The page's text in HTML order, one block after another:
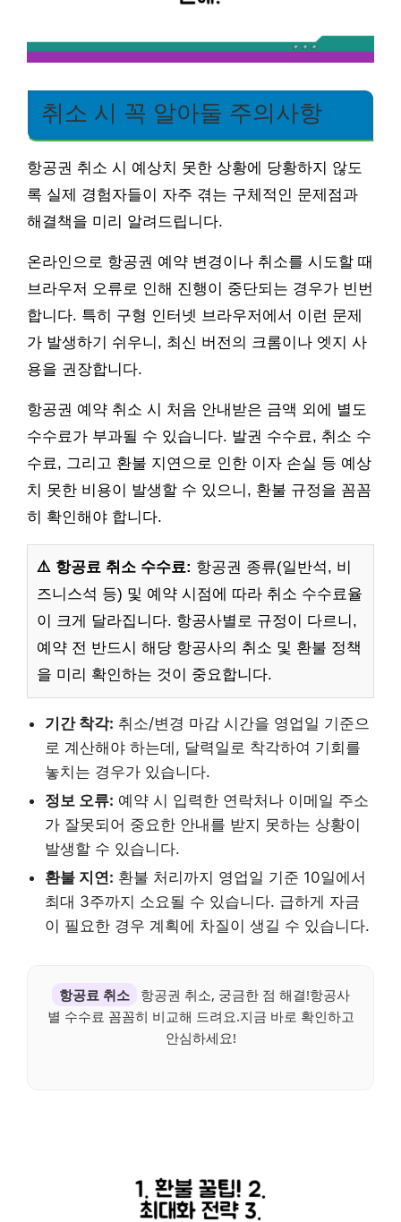
취소 시 꼭 알아둘 주의사항
항공권 취소 시 예상치 못한 상황에 당황하지 않도
록 실제 경험자들이 자주 겪는 구체적인 문제점과
해결책을 미리 알려드립니다.
온라인으로 항공권 예약 변경이나 취소를 시도할 때
브라우저 오류로 인해 진행이 중단되는 경우가 빈번
합니다. 특히 구형 인터넷 브라우저에서 이런 문제
가 발생하기 쉬우니, 최신 버전의 크롬이나 엣지 사
용을 권장합니다.
항공권 예약 취소 시 처음 안내받은 금액 외에 별도
수수료가 부과될 수 있습니다. 발권 수수료, 취소 수
수료, 그리고 환불 지연으로 인한 이자 손실 등 예상
치 못한 비용이 발생할 수 있으니, 환불 규정을 꼼꼼
히 확인해야 합니다.
⚠️ 항공료 취소 수수료: 항공권 종류(일반석, 비
즈니스석 등) 및 예약 시점에 따라 취소 수수료율
이 크게 달라집니다. 항공사별로 규정이 다르니,
예약 전 반드시 해당 항공사의 취소 및 환불 정책
을 미리 확인하는 것이 중요합니다.
기간 착각: 취소/변경 마감 시간을 영업일 기준으
로 계산해야 하는데, 달력일로 착각하여 기회를
놓치는 경우가 있습니다.
정보 오류: 예약 시 입력한 연락처나 이메일 주소
가 잘못되어 중요한 안내를 받지 못하는 상황이
발생할 수 있습니다.
환불 지연: 환불 처리까지 영업일 기준 10일에서
최대 3주까지 소요될 수 있습니다. 급하게 자금
이 필요한 경우 계획에 차질이 생길 수 있습니다.
항공료 취소
항공권 취소, 궁금한 점 해결!항공사
별 수수료 꼼꼼히 비교해 드려요.지금 바로 확인하고
안심하세요!